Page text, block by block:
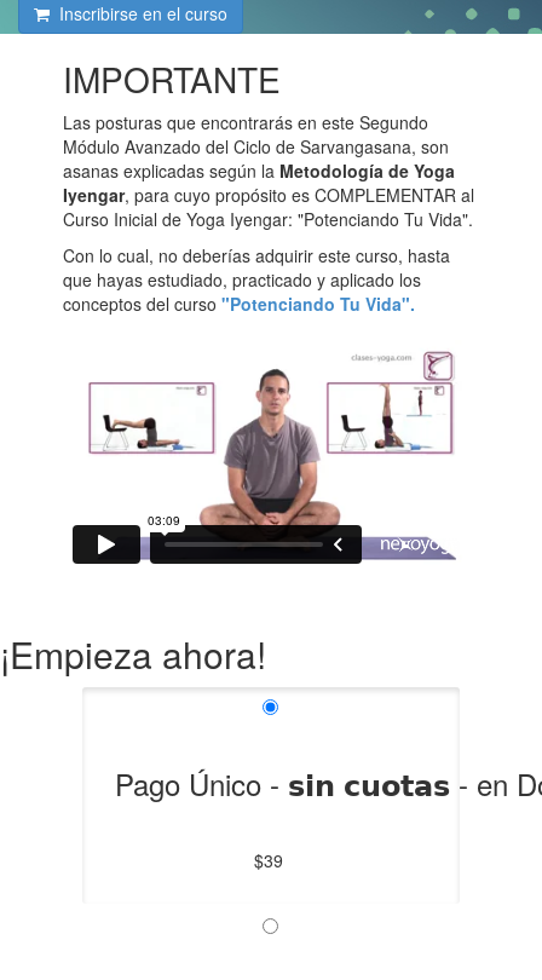
Inscribirse en el curso
IMPORTANTE
Las posturas que encontrarás en este Segundo
Módulo Avanzado del Ciclo de Sarvangasana, son
asanas explicadas según la Metodología de Yoga
Iyengar, para cuyo propósito es COMPLEMENTAR al
Curso Inicial de Yoga Iyengar: "Potenciando Tu Vida".
Con lo cual, no deberías adquirir este curso, hasta
que hayas estudiado, practicado y aplicado los
conceptos del curso"Potenciando Tu Vida".
¡Empieza ahora!
Pago Único - 𝘀𝗶𝗻 𝗰𝘂𝗼𝘁𝗮𝘀 - en
$39